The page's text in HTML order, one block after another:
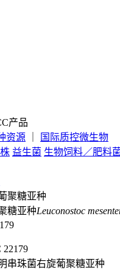
产品
资源
国际质控微生物
益生菌 生物饲料／肥料
糖亚种Leuconostoc
22179
串珠菌右旋葡聚糖亚种